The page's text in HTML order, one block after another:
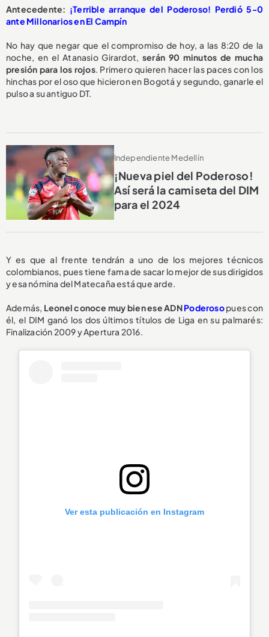
Antecedente: ¡Terrible arranque del Poderoso! Perdió 5-0
ante Millonarios en El Campín
No hay que negar que el compromiso de hoy, a las 8:20 de la
noche, en el Atanasio Girardot, serán 90 minutos de mucha
presión para los rojos. Primero quieren hacer las paces con los
hinchas por el oso que hicieron en Bogotá y segundo, ganarle el
pulso a su antiguo DT.
Independiente Medellín
¡Nueva piel del Poderoso!
Así será la camiseta del DIM
para el 2024
Y es que al frente tendrán a uno de los mejores técnicos
colombianos, pues tiene fama de sacar lo mejor de sus dirigidos
y esa nómina del Matecaña está que arde.
Además, Leonel conoce muy bien ese ADNPoderosopues con
él, el DIM ganó los dos últimos títulos de Liga en su palmarés:
Finalización 2009 y Apertura 2016.
Ver esta publicación en Instagram